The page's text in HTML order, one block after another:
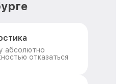
абсолютно
отказаться